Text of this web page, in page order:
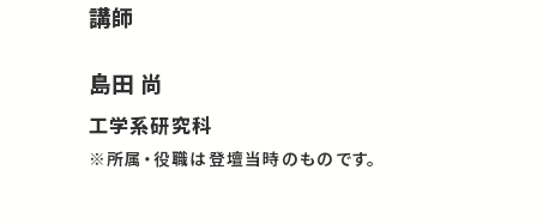
講師
島田 尚
工学系研究科
※所属・役職は登壇当時のものです。